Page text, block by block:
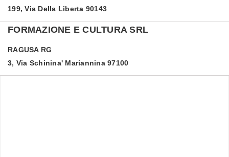
199, Via Della Liberta 90143
FORMAZIONE E CULTURA SRL
RAGUSA RG
3, Via Schinina' Mariannina 97100